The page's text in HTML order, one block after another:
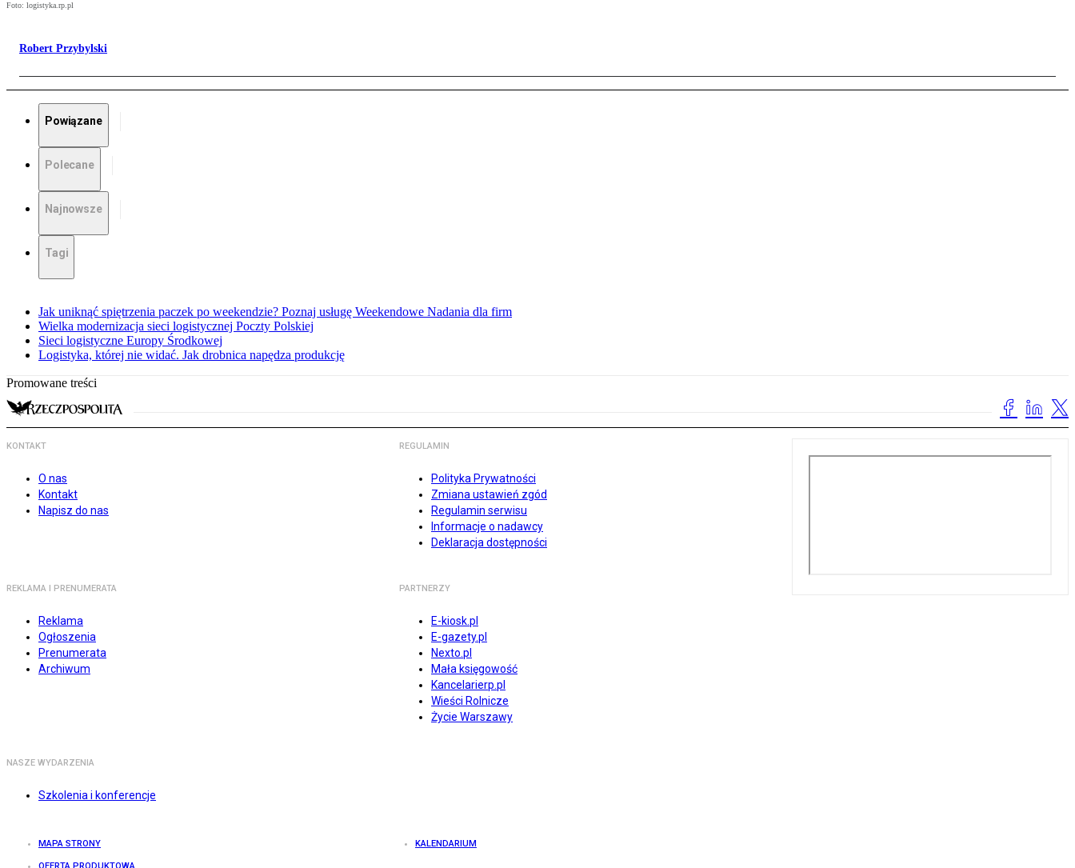
Foto: logistyka.rp.pl
Robert Przybylski
Powiązane
Polecane
Najnowsze
Tagi
Jak uniknąć spiętrzenia paczek po weekendzie? Poznaj usługę Weekendowe Nadania dla firm
Wielka modernizacja sieci logistycznej Poczty Polskiej
Sieci logistyczne Europy Środkowej
Logistyka, której nie widać. Jak drobnica napędza produkcję
Promowane treści
KONTAKT
O nas
Kontakt
Napisz do nas
REGULAMIN
Polityka Prywatności
Zmiana ustawień zgód
Regulamin serwisu
Informacje o nadawcy
Deklaracja dostępności
REKLAMA I PRENUMERATA
Reklama
Ogłoszenia
Prenumerata
Archiwum
PARTNERZY
E-kiosk.pl
E-gazety.pl
Nexto.pl
Mała księgowość
Kancelarierp.pl
Wieści Rolnicze
Życie Warszawy
NASZE WYDARZENIA
Szkolenia i konferencje
MAPA STRONY KALENDARIUM